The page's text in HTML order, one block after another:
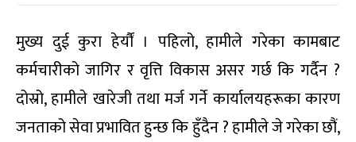
मुख्य दुई कुरा हेर्यौं । पहिलो, हामीले गरेका कामबाट
कर्मचारीको जागिर र वृत्ति विकास असर गर्छ कि गर्दैन ?
दोस्रो, हामीले खारेजी तथा मर्ज गर्ने कार्यालयहरूका कारण
जनताको सेवा प्रभावित हुन्छ कि हुँदैन ? हामीले जे गरेका छौं,